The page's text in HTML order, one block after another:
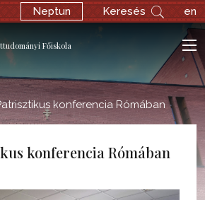
Neptun Keresés en
Főiskola
konferencia Rómában
konferencia Rómában